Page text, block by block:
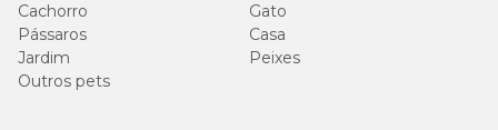
Cachorro
Gato
Pássaros
Casa
Jardim
Peixes
Outros pets